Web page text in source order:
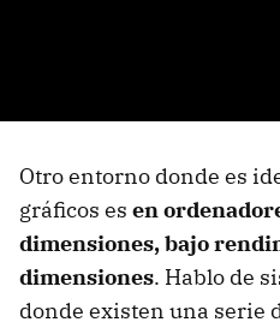
Otro entorno donde es
gráficos es en
dimensiones, bajo
dimensiones. Hablo de
donde existen una serie